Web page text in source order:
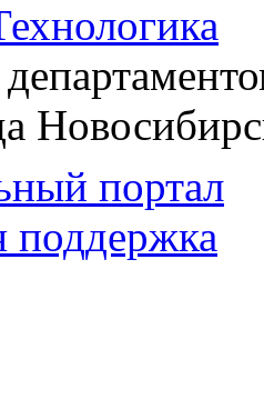
портал
поддержка